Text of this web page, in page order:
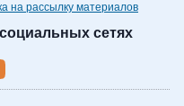
на рассылку материалов
сетях